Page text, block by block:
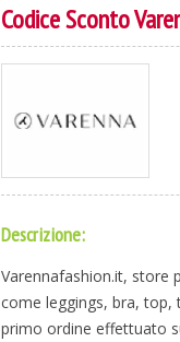
Codice Sconto
Descrizione:
Varennafashion.it, store
come leggings, bra, top,
primo ordine effettuato